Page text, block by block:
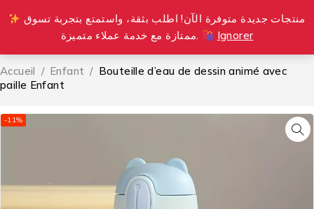
ممتازة مع خدمة عملاء متميزة.
Ignorer
0
Accueil / Enfant / Bouteille d’eau de dessin animé avec
paille Enfant
-11%